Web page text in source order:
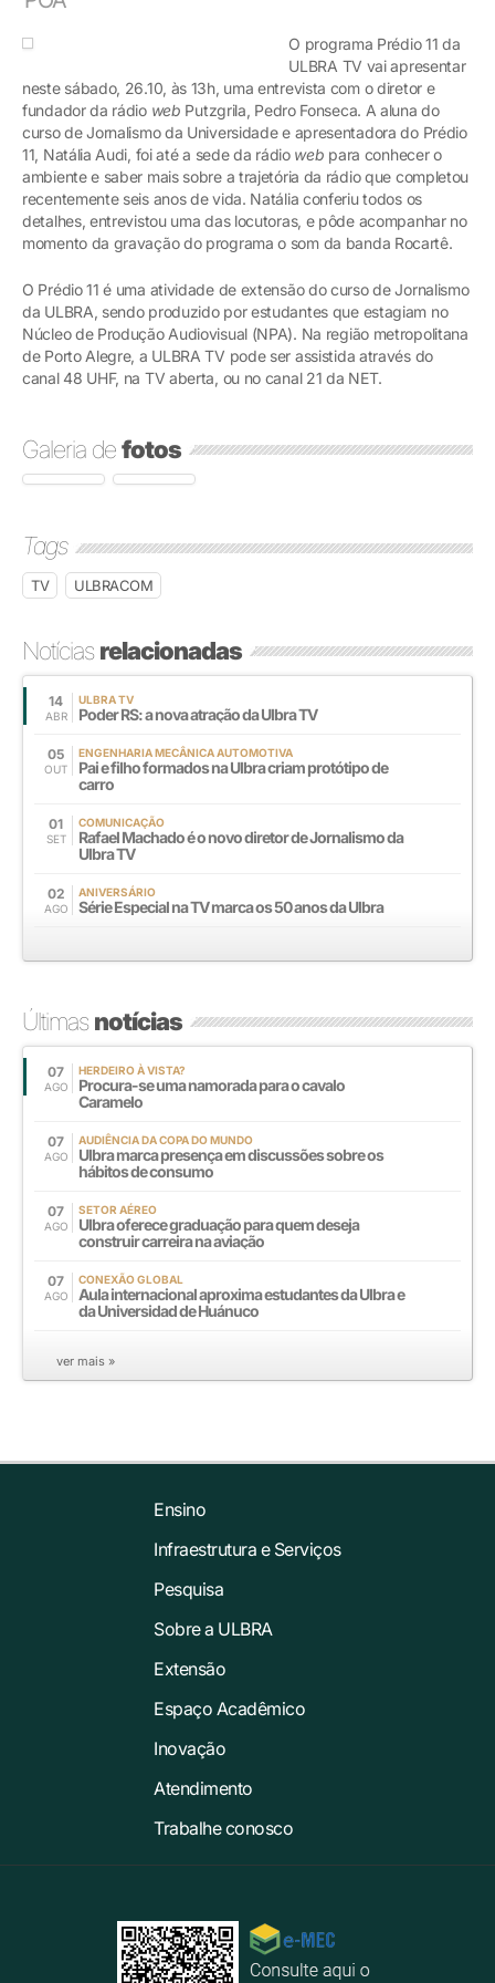
O programa Prédio 11 da
ULBRA TV vai apresentar
neste sábado, 26.10, às 13h, uma entrevista com o diretor e
fundador da rádio web Putzgrila, Pedro Fonseca. A aluna do
curso de Jornalismo da Universidade e apresentadora do Prédio
11, Natália Audi, foi até a sede da rádio web para conhecer o
ambiente e saber mais sobre a trajetória da rádio que completou
recentemente seis anos de vida. Natália conferiu todos os
detalhes, entrevistou uma das locutoras, e pôde acompanhar no
momento da gravação do programa o som da banda Rocartê.
O Prédio 11 é uma atividade de extensão do curso de Jornalismo
da ULBRA, sendo produzido por estudantes que estagiam no
Núcleo de Produção Audiovisual (NPA). Na região metropolitana
de Porto Alegre, a ULBRA TV pode ser assistida através do
canal 48 UHF, na TV aberta, ou no canal 21 da NET.
Galeria defotos
Tags
TV ULBRACOM
Notíciasrelacionadas
14
ABR
ULBRA TV
Poder RS: a nova atração da Ulbra TV
05
OUT
ENGENHARIA MECÂNICA AUTOMOTIVA
Pai e filho formados na Ulbra criam protótipo de
carro
01
SET
COMUNICAÇÃO
Rafael Machado é o novo diretor de Jornalismo da
Ulbra TV
02
AGO
ANIVERSÁRIO
Série Especial na TV marca os 50 anos da Ulbra
Últimasnotícias
07
AGO
HERDEIRO À VISTA?
Procura-se uma namorada para o cavalo
Caramelo
07
AGO
AUDIÊNCIA DA COPA DO MUNDO
Ulbra marca presença em discussões sobre os
hábitos de consumo
07
AGO
SETOR AÉREO
Ulbra oferece graduação para quem deseja
construir carreira na aviação
07
AGO
CONEXÃO GLOBAL
Aula internacional aproxima estudantes da Ulbra e
da Universidad de Huánuco
ver mais »
Ensino
Infraestrutura e Serviços
Pesquisa
Sobre a ULBRA
Extensão
Espaço Acadêmico
Inovação
Atendimento
Trabalhe conosco